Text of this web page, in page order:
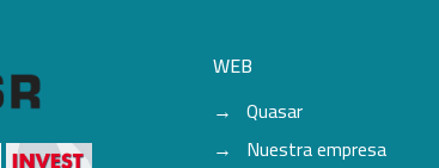
WEB
Quasar
Nuestra empresa